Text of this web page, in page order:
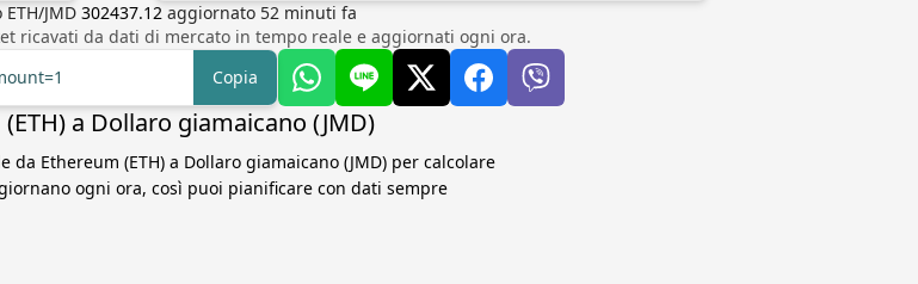
ETH/JMD 302437.12 aggiornato 52 minuti fa
ricavati da dati di mercato in tempo reale e aggiornati ogni ora.
Copia
a Dollaro giamaicano (JMD)
Ethereum (ETH) a Dollaro giamaicano (JMD) per calcolare
ogni ora, così puoi pianificare con dati sempre